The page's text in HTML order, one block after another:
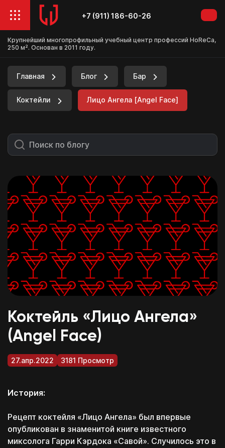
Крупнейший многопрофильный учебный центр профессий HoReCa,
250 м². Основан в 2011 году.
+7 (911) 186-60-26
Главная Блог Бар
Коктейли Лицо Ангела [Angel Face]
Коктейль «Лицо Ангела»
(Angel Face)
27.апр.2022 3181 Просмотр
История:
Рецепт коктейля «Лицо Ангела» был впервые
опубликован в знаменитой книге известного
миксолога Гарри Кэрдока «Савой». Случилось это в